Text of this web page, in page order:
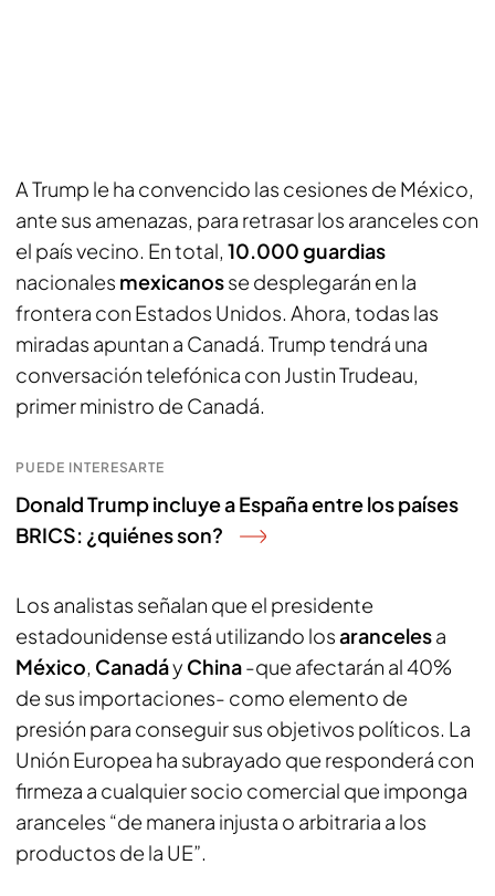
A Trump le ha convencido las cesiones de México,
ante sus amenazas, para retrasar los aranceles con
el país vecino. En total, 10.000 guardias
nacionales mexicanosse desplegarán en la
frontera con Estados Unidos. Ahora, todas las
miradas apuntan a Canadá. Trump tendrá una
conversación telefónica con Justin Trudeau,
primer ministro de Canadá.
PUEDE INTERESARTE
Donald Trump incluye a España entre los países
BRICS: ¿quiénes son?
Los analistas señalan que el presidente
estadounidense está utilizando losarancelesa
México, Canadáy China-que afectarán al 40%
de sus importaciones- como elemento de
presión para conseguir sus objetivos políticos. La
Unión Europea ha subrayado que responderá con
firmeza a cualquier socio comercial que imponga
aranceles “de manera injusta o arbitraria a los
productos de la UE”.